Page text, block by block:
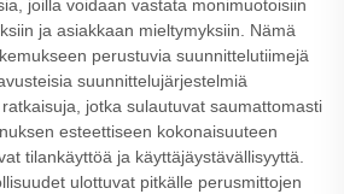
joilla voidaan vastata monimuotoisiin
ja asiakkaan mieltymyksiin. Nämä
perustuvia suunnittelutiimejä
suunnittelujärjestelmiä
jotka sulautuvat saumattomasti
esteettiseen kokonaisuuteen
tilankäyttöä ja käyttäjäystävällisyyttä.
ulottuvat pitkälle perusmittojen